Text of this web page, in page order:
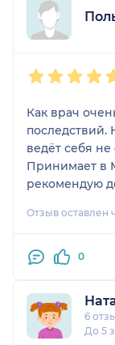
рекомендую,
он попросил
будто я в
Никому не
Как врач
последствий.
ведёт себя
Принимает в
рекомендую
Отзыв оставлен
0
6
До 5